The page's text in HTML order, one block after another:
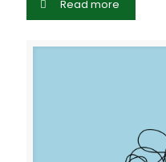
Read more